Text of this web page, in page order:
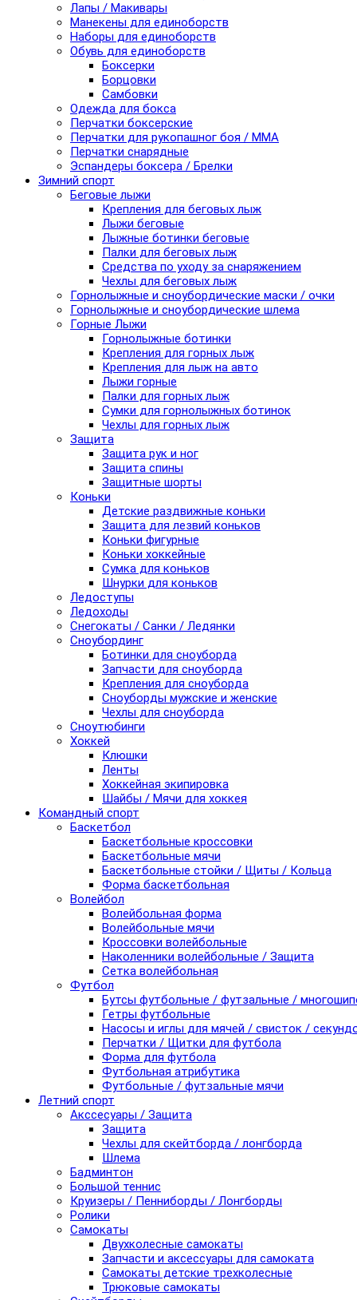
Лапы / Макивары
Манекены для единоборств
Наборы для единоборств
Обувь для единоборств
Боксерки
Борцовки
Самбовки
Одежда для бокса
Перчатки боксерские
Перчатки для рукопашног боя / ММА
Перчатки снарядные
Эспандеры боксера / Брелки
Зимний спорт
Беговые лыжи
Крепления для беговых лыж
Лыжи беговые
Лыжные ботинки беговые
Палки для беговых лыж
Средства по уходу за снаряжением
Чехлы для беговых лыж
Горнолыжные и сноубордические маски / очки
Горнолыжные и сноубордические шлема
Горные Лыжи
Горнолыжные ботинки
Крепления для горных лыж
Крепления для лыж на авто
Лыжи горные
Палки для горных лыж
Сумки для горнолыжных ботинок
Чехлы для горных лыж
Защита
Защита рук и ног
Защита спины
Защитные шорты
Коньки
Детские раздвижные коньки
Защита для лезвий коньков
Коньки фигурные
Коньки хоккейные
Сумка для коньков
Шнурки для коньков
Ледоступы
Ледоходы
Снегокаты / Санки / Ледянки
Сноубординг
Ботинки для сноуборда
Запчасти для сноуборда
Крепления для сноуборда
Сноуборды мужские и женские
Чехлы для сноуборда
Сноутюбинги
Хоккей
Клюшки
Ленты
Хоккейная экипировка
Шайбы / Мячи для хоккея
Командный спорт
Баскетбол
Баскетбольные кроссовки
Баскетбольные мячи
Баскетбольные стойки / Щиты / Кольца
Форма баскетбольная
Волейбол
Волейбольная форма
Волейбольные мячи
Кроссовки волейбольные
Наколенники волейбольные / Защита
Сетка волейбольная
Футбол
Бутсы футбольные / футзальные /
Гетры футбольные
Насосы и иглы для мячей / свисток /
Перчатки / Щитки для футбола
Форма для футбола
Футбольная атрибутика
Футбольные / футзальные мячи
Летний спорт
Акссесуары / Защита
Защита
Чехлы для скейтборда / лонгборда
Шлема
Бадминтон
Большой теннис
Круизеры / Пенниборды / Лонгборды
Ролики
Самокаты
Двухколесные самокаты
Запчасти и аксессуары для самоката
Самокаты детские трехколесные
Трюковые самокаты